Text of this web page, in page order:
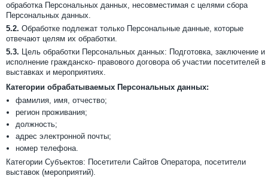
обработка Персональных данных, несовместимая с целями сбора
Персональных данных.
5.2. Обработке подлежат только Персональные данные, которые
отвечают целям их обработки.
5.3. Цель обработки Персональных данных: Подготовка, заключение и
исполнение гражданско- правового договора об участии посетителей в
выставках и мероприятиях.
Категории обрабатываемых Персональных данных:
фамилия, имя, отчество;
регион проживания;
должность;
адрес электронной почты;
номер телефона.
Категории Субъектов: Посетители Сайтов Оператора, посетители
выставок (мероприятий).